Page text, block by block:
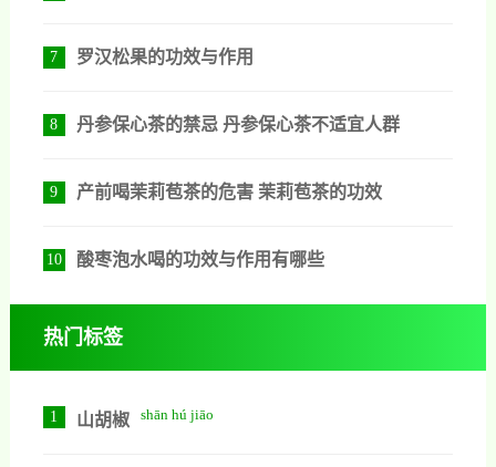
7 罗汉松果的功效与作用
8 丹参保心茶的禁忌 丹参保心茶不适宜人群
9 产前喝茉莉苞茶的危害 茉莉苞茶的功效
10 酸枣泡水喝的功效与作用有哪些
热门标签
1 山胡椒 shān hú jiāo